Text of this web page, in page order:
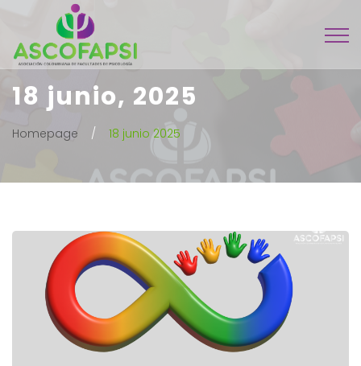
18 junio, 2025
Homepage 18 junio 2025